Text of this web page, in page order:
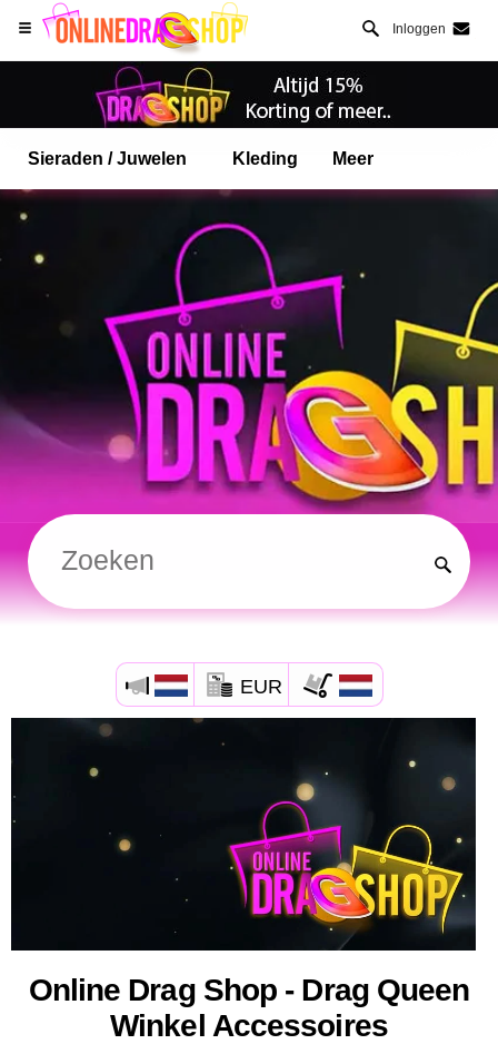
Inloggen
Sieraden / Juwelen Kleding Meer
EUR
Online Drag Shop - Drag Queen
Winkel Accessoires
Open Safari menu.
of klik de safari knop zoals hiernaast getoont
en klik TOEVOEGEN AAN BUREAUBLAD
onlinedragshop is nu geinstalleeerd als APP